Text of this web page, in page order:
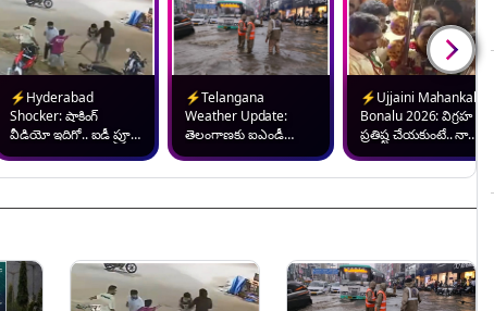
⚡Hyderabad
Shocker: షాకింగ్
వీడియో ఇదిగో.. ఐడీ ప్రూఫ్
అడిగిన హోటల్ సిబ్బందిపై
⚡Telangana
Weather Update:
తెలంగాణకు ఐఎండీ
అలర్ట్.. హైదరాబాద్‌తో
అప్రమత్తంగా ఉండాలని
⚡Ujjaini Mahankali
Bonalu 2026: విగ్రహ
ప్రతిష్ట చేయకుంటే.. నా
పాదాల కింద నలిపేస్తా..
చేరుకున్న ఉజ్జయిని